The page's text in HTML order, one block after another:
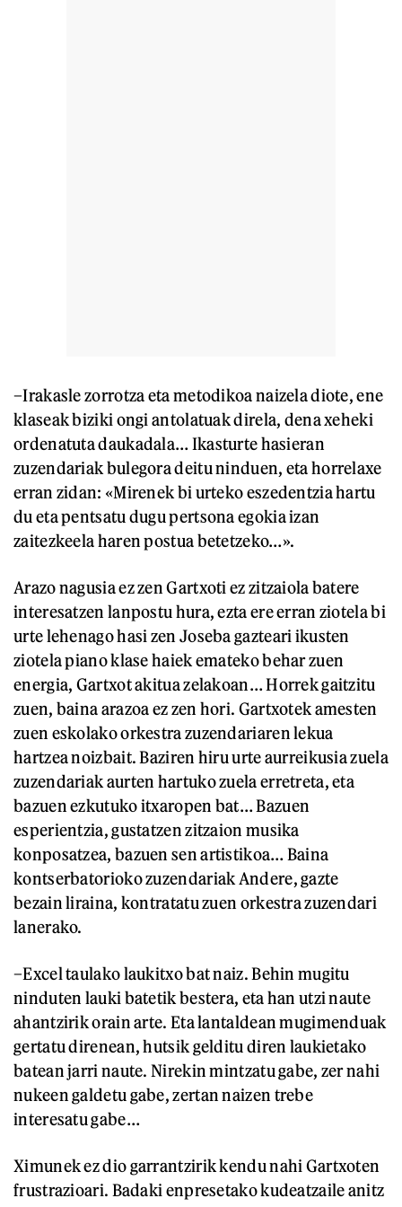
–Irakasle zorrotza eta metodikoa naizela diote, ene
klaseak biziki ongi antolatuak direla, dena xeheki
ordenatuta daukadala… Ikasturte hasieran
zuzendariak bulegora deitu ninduen, eta horrelaxe
erran zidan: «Mirenek bi urteko eszedentzia hartu
du eta pentsatu dugu pertsona egokia izan
zaitezkeela haren postua betetzeko…».
Arazo nagusia ez zen Gartxoti ez zitzaiola batere
interesatzen lanpostu hura, ezta ere erran ziotela bi
urte lehenago hasi zen Joseba gazteari ikusten
ziotela piano klase haiek emateko behar zuen
energia, Gartxot akitua zelakoan… Horrek gaitzitu
zuen, baina arazoa ez zen hori. Gartxotek amesten
zuen eskolako orkestra zuzendariaren lekua
hartzea noizbait. Baziren hiru urte aurreikusia zuela
zuzendariak aurten hartuko zuela erretreta, eta
bazuen ezkutuko itxaropen bat… Bazuen
esperientzia, gustatzen zitzaion musika
konposatzea, bazuen sen artistikoa… Baina
kontserbatorioko zuzendariak Andere, gazte
bezain liraina, kontratatu zuen orkestra zuzendari
lanerako.
–Excel taulako laukitxo bat naiz. Behin mugitu
ninduten lauki batetik bestera, eta han utzi naute
ahantzirik orain arte. Eta lantaldean mugimenduak
gertatu direnean, hutsik gelditu diren laukietako
batean jarri naute. Nirekin mintzatu gabe, zer nahi
nukeen galdetu gabe, zertan naizen trebe
interesatu gabe…
Ximunek ez dio garrantzirik kendu nahi Gartxoten
frustrazioari. Badaki enpresetako kudeatzaile anitz